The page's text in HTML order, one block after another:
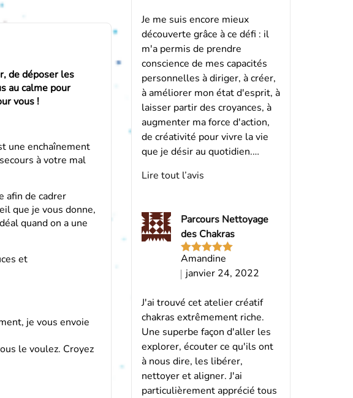
de déposer les
au calme pour
vous !
une enchaînement
à votre mal
afin de cadrer
que je vous donne,
quand on a une
et
je vous envoie
le voulez. Croyez
Je me suis encore mieux
découverte grâce à ce défi : il
m'a permis de prendre
conscience de mes capacités
personnelles à diriger, à créer,
à améliorer mon état d'esprit, à
laisser partir des croyances, à
augmenter ma force d'action,
de créativité pour vivre la vie
que je désir au quotidien.…
Lire tout l’avis
Note5sur
5
Parcours Nettoyage
des Chakras
Amandine
janvier 24, 2022
J'ai trouvé cet atelier créatif
chakras extrêmement riche.
Une superbe façon d'aller les
explorer, écouter ce qu'ils ont
à nous dire, les libérer,
nettoyer et aligner. J'ai
particulièrement apprécié tous